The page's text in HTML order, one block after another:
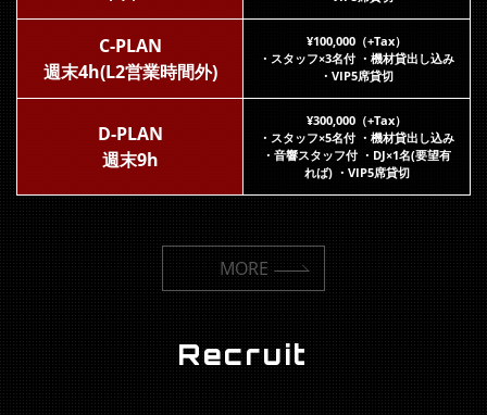
C-PLAN
週末4h(L2営業時間外)
¥100,000（+Tax）
・スタッフ×3名付 ・機材貸出し込み
・VIP5席貸切
D-PLAN
週末9h
¥300,000（+Tax）
・スタッフ×5名付 ・機材貸出し込み
・音響スタッフ付 ・DJ×1名(要望有
れば) ・VIP5席貸切
MORE
Recruit